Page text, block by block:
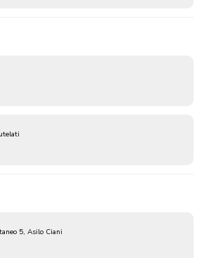
5, Asilo Ciani